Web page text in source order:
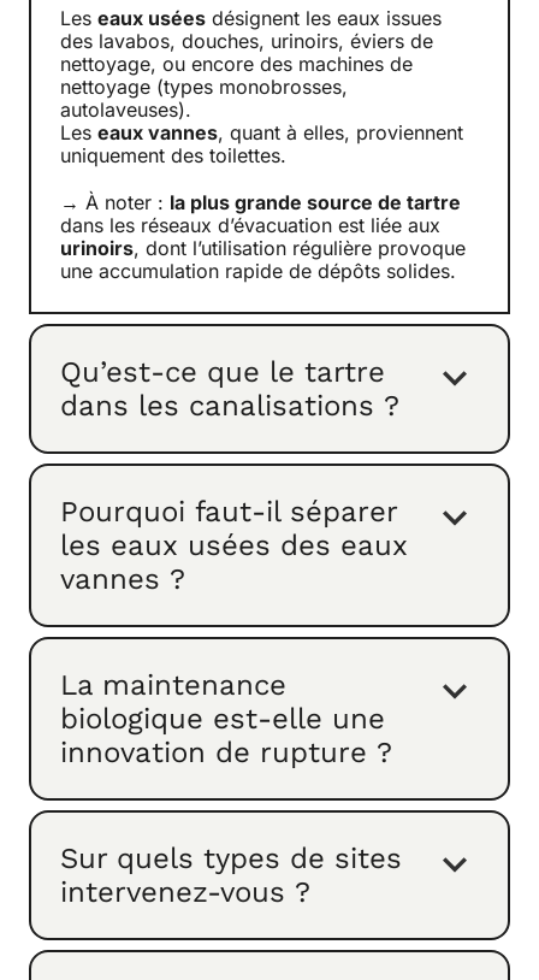
Les eaux usées désignent les eaux issues
des lavabos, douches, urinoirs, éviers de
nettoyage, ou encore des machines de
nettoyage (types monobrosses,
autolaveuses).
Les eaux vannes, quant à elles, proviennent
uniquement des toilettes.
→ À noter : la plus grande source de tartre
dans les réseaux d’évacuation est liée aux
urinoirs, dont l’utilisation régulière provoque
une accumulation rapide de dépôts solides.
Qu’est-ce que le tartre
dans les canalisations ?
Pourquoi faut-il séparer
les eaux usées des eaux
vannes ?
La maintenance
biologique est-elle une
innovation de rupture ?
Sur quels types de sites
intervenez-vous ?